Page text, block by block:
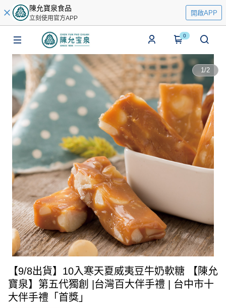
陳允寶泉食品
立刻使用官方APP
開啟APP
0
1/2
【9/8出貨】10入寒天夏威夷豆牛奶軟糖 【陳允
寶泉】第五代獨創 |台灣百大伴手禮 | 台中市十
大伴手禮「首獎」